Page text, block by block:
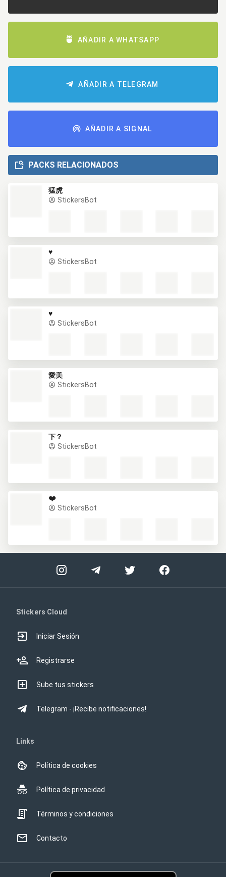
AÑADIR A WHATSAPP
AÑADIR A TELEGRAM
AÑADIR A SIGNAL
PACKS RELACIONADOS
猛虎
StickersBot
♥️
StickersBot
♥️
StickersBot
愛美
StickersBot
下？
StickersBot
❤️
StickersBot
Stickers Cloud
Iniciar Sesión
Registrarse
Sube tus stickers
Telegram - ¡Recibe notificaciones!
Links
Política de cookies
Política de privacidad
Términos y condiciones
Contacto